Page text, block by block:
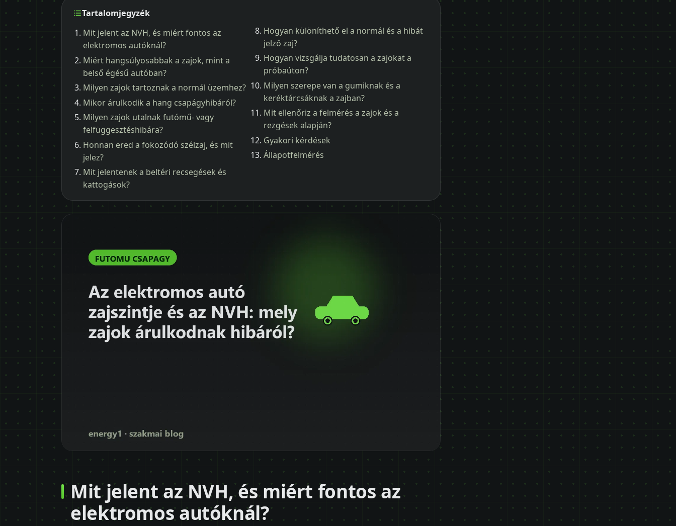
Tartalomjegyzék
Mit jelent az NVH, és miért fontos az
elektromos autóknál?
Miért hangsúlyosabbak a zajok, mint a
belső égésű autóban?
Milyen zajok tartoznak a normál üzemhez?
Mikor árulkodik a hang csapágyhibáról?
Milyen zajok utalnak futómű- vagy
felfüggesztéshibára?
Honnan ered a fokozódó szélzaj, és mit
jelez?
Mit jelentenek a beltéri recsegések és
kattogások?
Hogyan különíthető el a normál és a hibát
jelző zaj?
Hogyan vizsgálja tudatosan a zajokat a
próbaúton?
Milyen szerepe van a gumiknak és a
keréktárcsáknak a zajban?
Mit ellenőriz a felmérés a zajok és a
rezgések alapján?
Gyakori kérdések
Állapotfelmérés
Mit jelent az NVH, és miért fontos az
elektromos autóknál?